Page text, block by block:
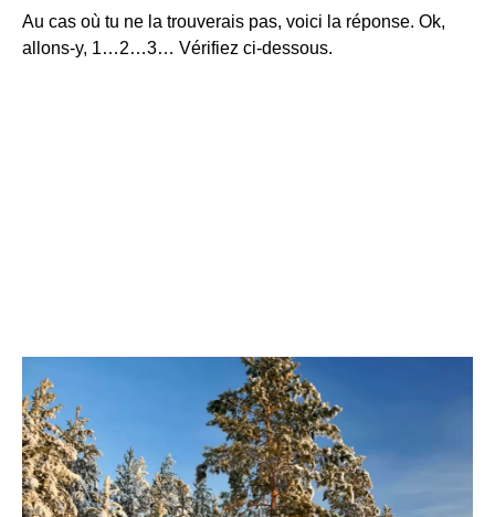
Au cas où tu ne la trouverais pas, voici la réponse. Ok,
allons-y, 1…2…3… Vérifiez ci-dessous.